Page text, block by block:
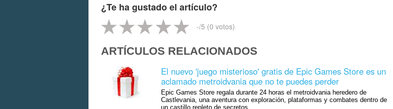
¿Te ha gustado el artículo?
-/5 (0 votos)
ARTÍCULOS RELACIONADOS
El nuevo 'juego misterioso' gratis de Epic Games Store es un
aclamado metroidvania que no te puedes perder
Epic Games Store regala durante 24 horas el metroidvania heredero de
Castlevania, una aventura con exploración, plataformas y combates dentro de
un castillo repleto de secretos.